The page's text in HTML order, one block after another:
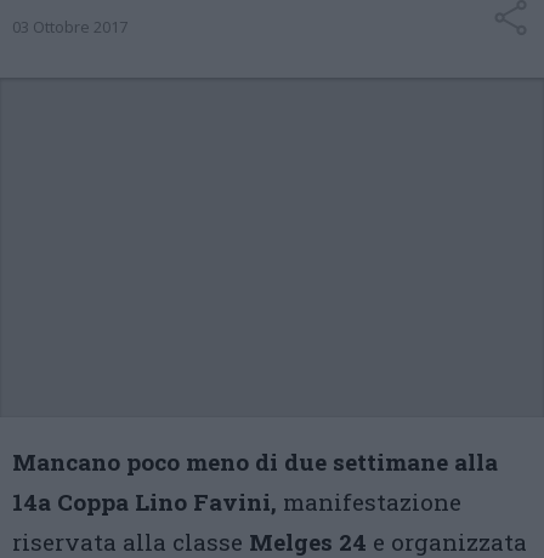
03 Ottobre 2017
Mancano poco meno di due settimane alla
14a Coppa Lino Favini, manifestazione
riservata alla classe Melges 24 e organizzata